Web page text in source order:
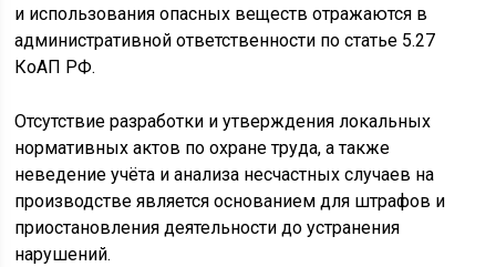
и использования опасных веществ отражаются в
административной ответственности по статье 5.27
КоАП РФ.
Отсутствие разработки и утверждения локальных
нормативных актов по охране труда, а также
неведение учёта и анализа несчастных случаев на
производстве является основанием для штрафов и
приостановления деятельности до устранения
нарушений.